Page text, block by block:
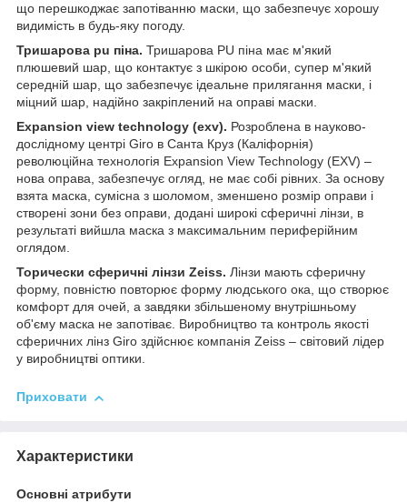
що перешкоджає запотіванню маски, що забезпечує хорошу
видимість в будь-яку погоду.
Тришарова pu піна. Тришарова PU піна має м'який
плюшевий шар, що контактує з шкірою особи, супер м'який
середній шар, що забезпечує ідеальне прилягання маски, і
міцний шар, надійно закріплений на оправі маски.
Expansion view technology (exv). Розроблена в науково-
дослідному центрі Giro в Санта Круз (Каліфорнія)
революційна технологія Expansion View Technology (EXV) –
нова оправа, забезпечує огляд, не має собі рівних. За основу
взята маска, сумісна з шоломом, зменшено розмір оправи і
створені зони без оправи, додані широкі сферичні лінзи, в
результаті вийшла маска з максимальним периферійним
оглядом.
Торически сферичні лінзи Zeiss. Лінзи мають сферичну
форму, повністю повторює форму людського ока, що створює
комфорт для очей, а завдяки збільшеному внутрішньому
об'єму маска не запотіває. Виробництво та контроль якості
сферичних лінз Giro здійснює компанія Zeiss – світовий лідер
у виробництві оптики.
Приховати
Характеристики
Основні атрибути